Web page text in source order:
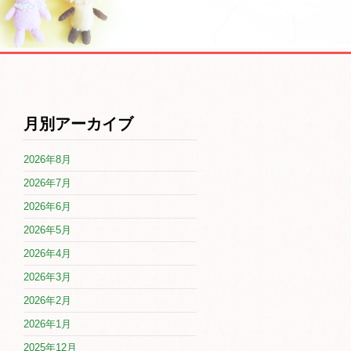
月別アーカイブ
2026年8月
2026年7月
2026年6月
2026年5月
2026年4月
2026年3月
2026年2月
2026年1月
2025年12月